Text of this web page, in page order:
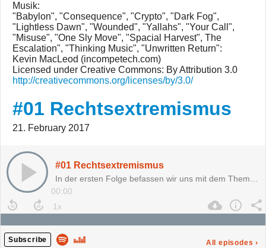
Musik:
"Babylon", "Consequence", "Crypto", "Dark Fog",
"Lightless Dawn", "Wounded", "Yallahs", "Your Call",
"Misuse", "One Sly Move", "Spacial Harvest", The
Escalation", "Thinking Music", "Unwritten Return":
Kevin MacLeod (incompetech.com)
Licensed under Creative Commons: By Attribution 3.0
http://creativecommons.org/licenses/by/3.0/
#01 Rechtsextremismus
21. February 2017
#01 Rechtsextremismus
In der ersten Folge befassen wir uns mit dem Them…
00:00
Subscribe All episodes ›